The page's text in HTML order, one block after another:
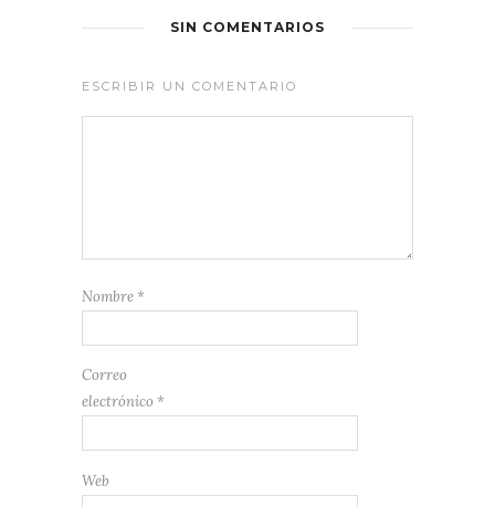
SIN COMENTARIOS
ESCRIBIR UN COMENTARIO
Nombre *
Correo
electrónico *
Web